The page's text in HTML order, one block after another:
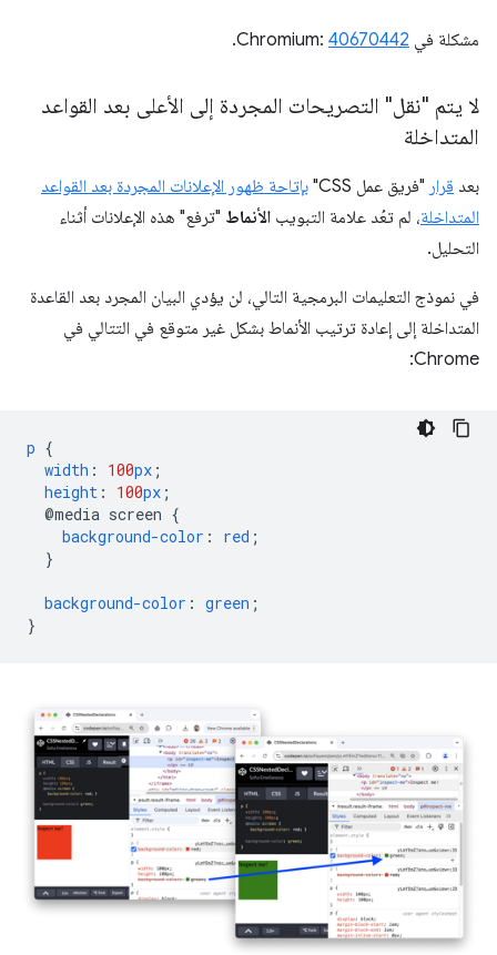
مشكلة في Chromium: 40670442
.
لا يتم "نقل" التصريحات المجردة إلى الأعلى بعد القواعد
المتداخلة
بعد قرار "فريق عمل CSS"
بإتاحة ظهور الإعلانات المجردة بعد القواعد
المتداخلة، لم تعُد علامة التبويب الأنماط "ترفع" هذه الإعلانات أثناء
التحليل.
في نموذج التعليمات البرمجية التالي، لن يؤدي البيان المجرد بعد القاعدة
المتداخلة إلى إعادة ترتيب الأنماط بشكل غير متوقع في التتالي في
Chrome:
p {
width : 100px ;
height : 100px ;
@media screen {
background-color : red ;
}
background-color : green ;
}